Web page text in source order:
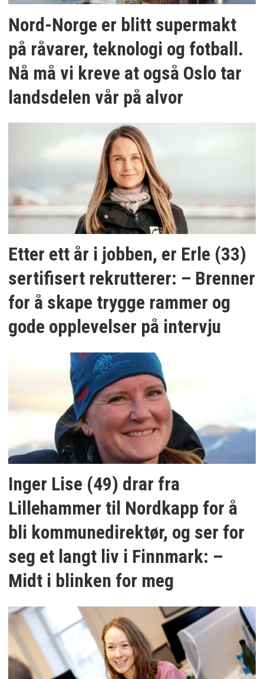
Nord-Norge er blitt supermakt
på råvarer, teknologi og fotball.
Nå må vi kreve at også Oslo tar
landsdelen vår på alvor
Etter ett år i jobben, er Erle (33)
sertifisert rekrutterer: – Brenner
for å skape trygge rammer og
gode opplevelser på intervju
Inger Lise (49) drar fra
Lillehammer til Nordkapp for å
bli kommunedirektør, og ser for
seg et langt liv i Finnmark: –
Midt i blinken for meg